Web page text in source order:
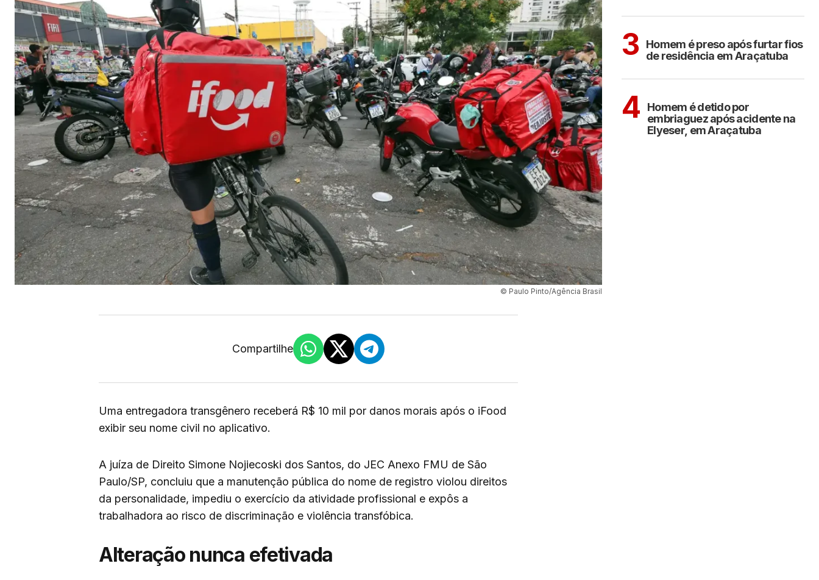
© Paulo Pinto/Agência Brasil
Compartilhe
Uma entregadora transgênero receberá R$ 10 mil por danos morais após o iFood
exibir seu nome civil no aplicativo.
A juíza de Direito Simone Nojiecoski dos Santos, do JEC Anexo FMU de São
Paulo/SP, concluiu que a manutenção pública do nome de registro violou direitos
da personalidade, impediu o exercício da atividade profissional e expôs a
trabalhadora ao risco de discriminação e violência transfóbica.
Alteração nunca efetivada
3 Homem é preso após furtar fios
de residência em Araçatuba
4
Homem é detido por
embriaguez após acidente na
Elyeser, em Araçatuba